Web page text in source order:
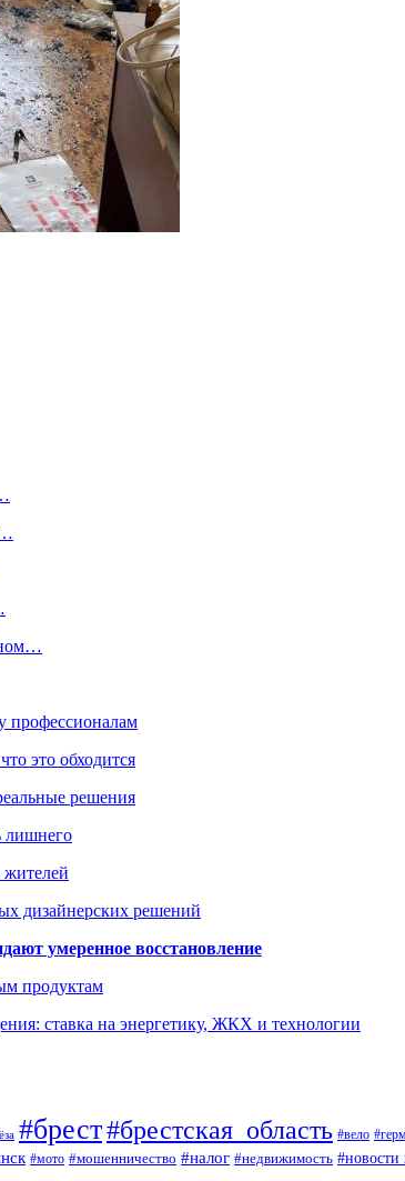
профессионалам
это обходится
решения
лишнего
жителей
дизайнерских решений
умеренное восстановление
продуктам
ставка на энергетику, ЖКХ и технологии
#брест#брестская_область #вело
#мото #мошенничество #налог #недвижимость